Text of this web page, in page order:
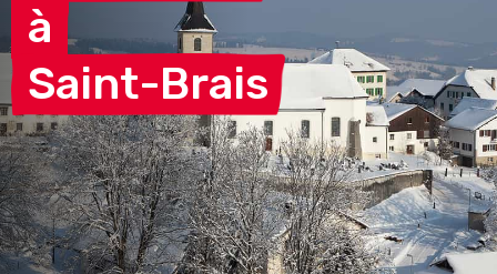
à
Saint-Brais